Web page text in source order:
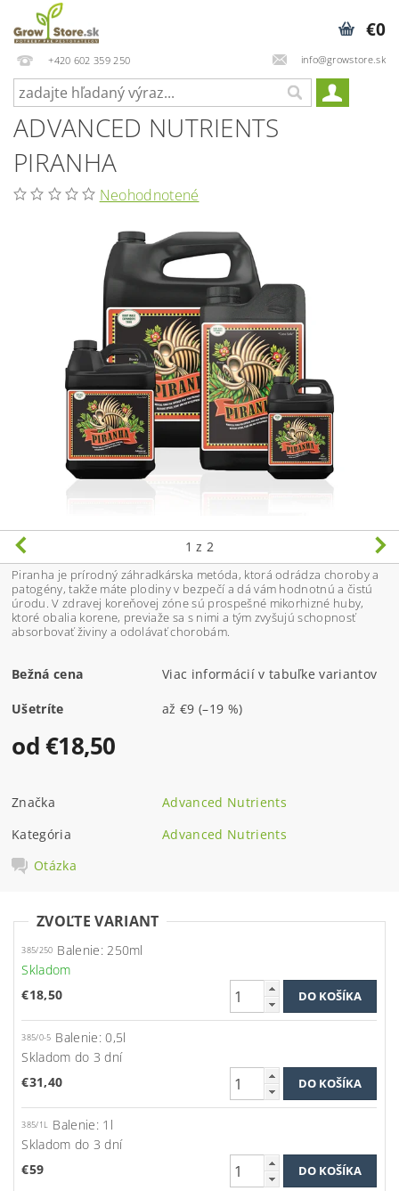
+420 602 359 250 info@growstore.sk
€0
ADVANCED NUTRIENTS
PIRANHA
Neohodnotené
1 z 2
Piranha je prírodný záhradkárska metóda, ktorá odrádza choroby a
patogény, takže máte plodiny v bezpečí a dá vám hodnotnú a čistú
úrodu. V zdravej koreňovej zóne sú prospešné mikorhizné huby,
ktoré obalia korene, previaže sa s nimi a tým zvyšujú schopnosť
absorbovať živiny a odolávať chorobám.
Bežná cena Viac informácií v tabuľke variantov
Ušetríte až€9(–19 %)
od €18,50
Značka
Advanced Nutrients
Kategória
Advanced Nutrients
Otázka
ZVOĽTE VARIANT
385/250 Balenie: 250ml
Skladom
€18,50
385/0-5 Balenie: 0,5l
Skladom do 3 dní
€31,40
385/1L Balenie: 1l
Skladom do 3 dní
€59